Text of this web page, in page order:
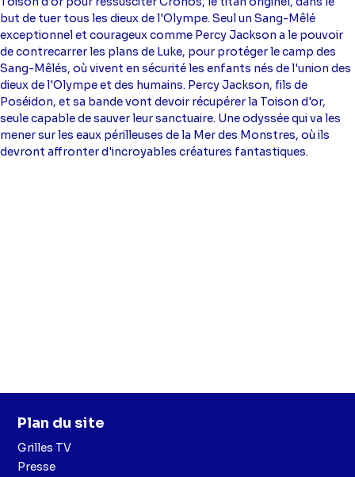
but de tuer tous les dieux de l'Olympe. Seul un Sang-Mêlé
exceptionnel et courageux comme Percy Jackson a le pouvoir
de contrecarrer les plans de Luke, pour protéger le camp des
Sang-Mêlés, où vivent en sécurité les enfants nés de l'union des
dieux de l'Olympe et des humains. Percy Jackson, fils de
Poséidon, et sa bande vont devoir récupérer la Toison d'or,
seule capable de sauver leur sanctuaire. Une odyssée qui va les
mener sur les eaux périlleuses de la Mer des Monstres, où ils
devront affronter d'incroyables créatures fantastiques.
Plan du site
Grilles TV
Presse